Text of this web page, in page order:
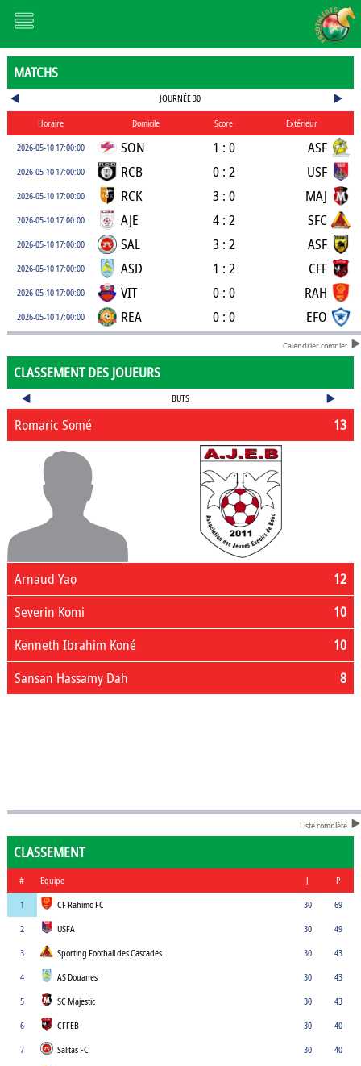
MATCHS
JOURNÉE 30
Horaire Domicile Score
Extérieur
2026-05-10 17:00:00
SON 1 : 0 ASF
2026-05-10 17:00:00 RCB 0 : 2 USF
2026-05-10 17:00:00 RCK 3 : 0 MAJ
2026-05-10 17:00:00 AJE 4 : 2 SFC
2026-05-10 17:00:00 SAL 3 : 2 ASF
2026-05-10 17:00:00 ASD 1 : 2 CFF
2026-05-10 17:00:00 VIT 0 : 0 RAH
2026-05-10 17:00:00 REA 0 : 0 EFO
Calendrier complet
CLASSEMENT DES JOUEURS
BUTS
13
Romaric Somé
12
Arnaud Yao
10
Severin Komi
10
Kenneth Ibrahim Koné
8
Sansan Hassamy Dah
Liste complète
CLASSEMENT
# Equipe J
P
1
CF Rahimo FC 30
69
2
USFA 30
49
3
Sporting Football des Cascades 30
43
4
AS Douanes 30
43
5
SC Majestic 30
43
6
CFFEB 30
40
7
Salitas FC 30
40